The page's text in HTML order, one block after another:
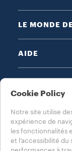
LE MONDE
AIDE
Cookie Policy
Notre site utilise
expérience de
les fonctionnalités
et l’accessibilité du